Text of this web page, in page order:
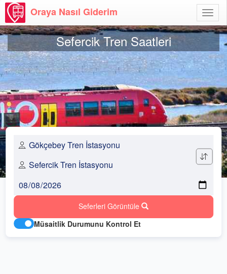
Aç
Oraya Nasıl Giderim
Sefercik Tren Saatleri
Seferleri Görüntüle
Müsaitlik Durumunu Kontrol Et